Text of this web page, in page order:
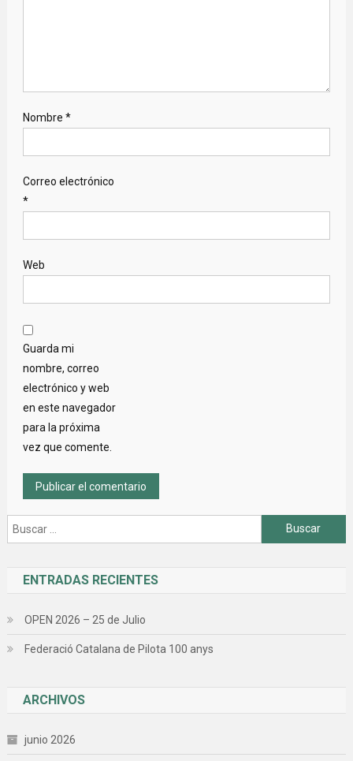
Nombre *
Correo electrónico
*
Web
Guarda mi
nombre, correo
electrónico y web
en este navegador
para la próxima
vez que comente.
Buscar:
ENTRADAS RECIENTES
OPEN 2026 – 25 de Julio
Federació Catalana de Pilota 100 anys
ARCHIVOS
junio 2026